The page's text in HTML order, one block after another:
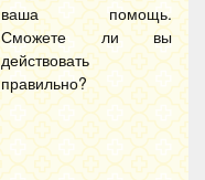
ваша помощь.
Сможете ли вы
действовать
правильно?